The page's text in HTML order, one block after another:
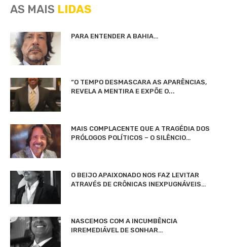
AS MAIS LIDAS
PARA ENTENDER A BAHIA…
“O TEMPO DESMASCARA AS APARÊNCIAS,
REVELA A MENTIRA E EXPÕE O...
MAIS COMPLACENTE QUE A TRAGÉDIA DOS
PRÓLOGOS POLÍTICOS – O SILÊNCIO…
O BEIJO APAIXONADO NOS FAZ LEVITAR
ATRAVÉS DE CRÔNICAS INEXPUGNÁVEIS…
NASCEMOS COM A INCUMBÊNCIA
IRREMEDIÁVEL DE SONHAR…